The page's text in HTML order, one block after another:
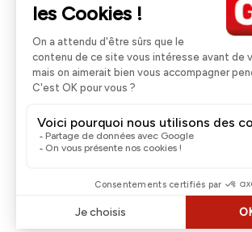
Retour et remboursement
Nos guides d'achat
Livraison et retrait
Rappels Produits
Une question ?
Contactez-nous